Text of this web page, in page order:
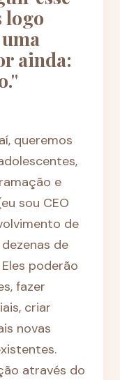
logo
ainda:
queremos
e
sou CEO
de
de
poderão
fazer
criar
novas
através do